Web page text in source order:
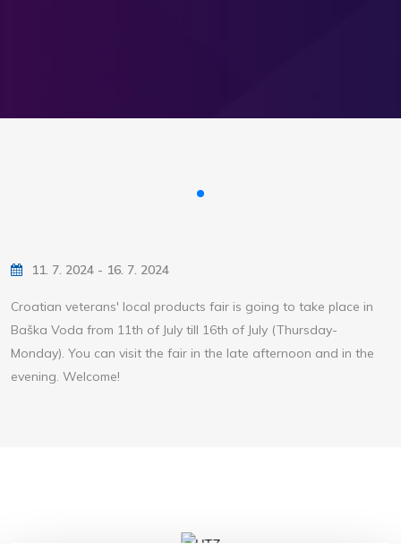
11. 7. 2024 - 16. 7. 2024
Croatian veterans' local products fair is going to take place in
Baška Voda from 11th of July till 16th of July (Thursday-
Monday). You can visit the fair in the late afternoon and in the
evening. Welcome!